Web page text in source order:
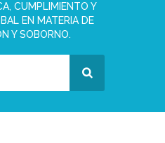
CUMPLIMIENTO Y
EN MATERIA DE
Y SOBORNO.